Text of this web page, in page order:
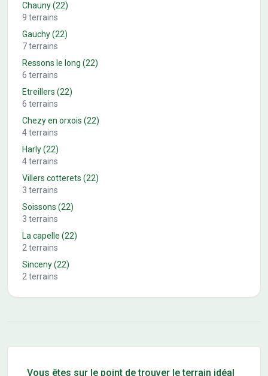
Chauny(22)
9 terrains
Gauchy(22)
7terrains
Ressons le long (22)
6 terrains
Etreillers (22)
6 terrains
Chezy en orxois (22)
4terrains
Harly(22)
4terrains
Villers cotterets (22)
3 terrains
Soissons (22)
3 terrains
La capelle (22)
2 terrains
Sinceny(22)
2 terrains
Vous êtes sur le point de trouver le terrain idéal